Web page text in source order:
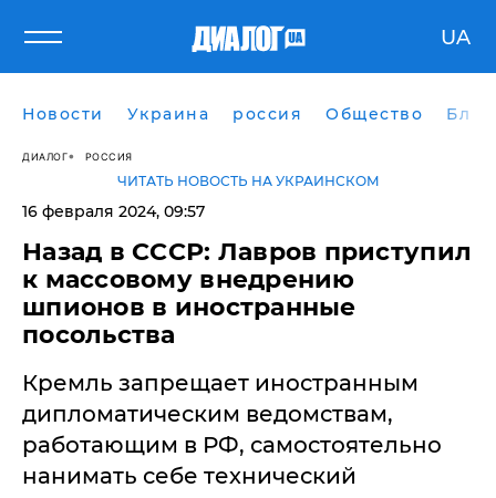
UA
Новости Украина россия Общество
ДИАЛОГ РОССИЯ
ЧИТАТЬ НОВОСТЬ НА УКРАИНСКОМ
16 февраля 2024, 09:57
Назад в СССР: Лавров приступил
к массовому внедрению
шпионов в иностранные
посольства
Кремль запрещает иностранным
дипломатическим ведомствам,
работающим в РФ, самостоятельно
нанимать себе технический